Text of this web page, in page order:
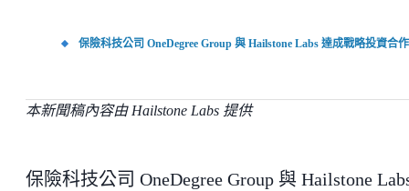
保險科技公司 OneDegree Group 與 Hailstone Labs 達成戰略投資合作
本新聞稿內容由 Hailstone Labs 提供
保險科技公司 OneDegree Group 與 Hailstone